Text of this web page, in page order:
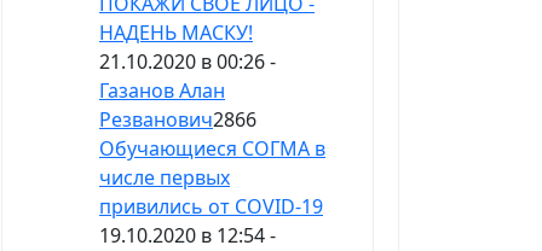
НАДЕНЬ МАСКУ!
21.10.2020 в 00:26 -
Газанов Алан
Резванович2866
Обучающиеся СОГМА в
числе первых
привились от COVID-19
19.10.2020 в 12:54 -